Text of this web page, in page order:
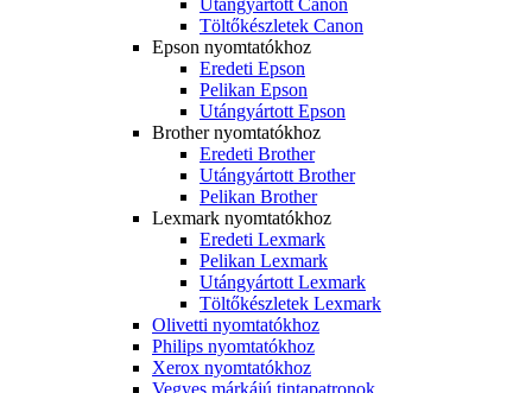
Utángyártott Canon
Töltőkészletek Canon
Epson nyomtatókhoz
Eredeti Epson
Pelikan Epson
Utángyártott Epson
Brother nyomtatókhoz
Eredeti Brother
Utángyártott Brother
Pelikan Brother
Lexmark nyomtatókhoz
Eredeti Lexmark
Pelikan Lexmark
Utángyártott Lexmark
Töltőkészletek Lexmark
Olivetti nyomtatókhoz
Philips nyomtatókhoz
Xerox nyomtatókhoz
Vegyes márkájú tintapatronok